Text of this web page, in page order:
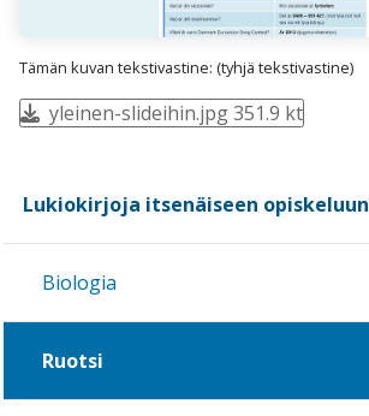
Tämän kuvan tekstivastine: (tyhjä tekstivastine)
yleinen-slideihin.jpg 351.9 kt
Lukiokirjoja itsenäiseen opiskeluun
Biologia
Ruotsi